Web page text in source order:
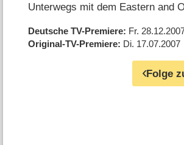
Unterwegs mit dem Eastern and
Deutsche TV-Premiere Fr.
Original-TV-Premiere Di. 17.07.2007
Folge